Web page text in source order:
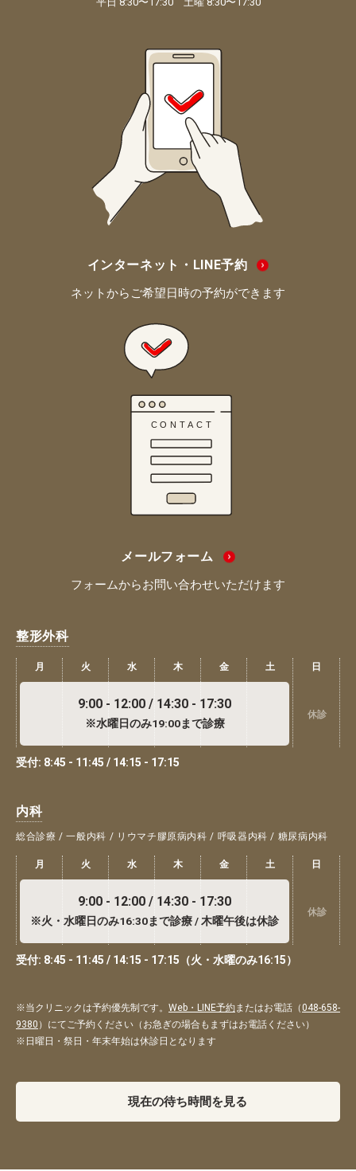
インターネット・LINE予約
ネットからご希望日時の予約ができます
メールフォーム
フォームからお問い合わせいただけます
整形外科
月 火 水 木 金 土 日
9:00 - 12:00 / 14:30 - 17:30
※水曜日のみ19:00まで診療
休診
受付: 8:45 - 11:45 / 14:15 - 17:15
内科
総合診療 / 一般内科 / リウマチ膠原病内科 / 呼吸器内科 / 糖尿病内科
月 火 水 木 金 土 日
9:00 - 12:00 / 14:30 - 17:30
※火・水曜日のみ16:30まで診療 / 木曜午後は休診
休診
受付: 8:45 - 11:45 / 14:15 - 17:15（火・水曜のみ16:15）
※当クリニックは予約優先制です。 Web・LINE予約またはお電話（ 048-658-
9380 ）にてご予約ください（お急ぎの場合もまずはお電話ください）
※日曜日・祭日・年末年始は休診日となります
現在の待ち時間を見る